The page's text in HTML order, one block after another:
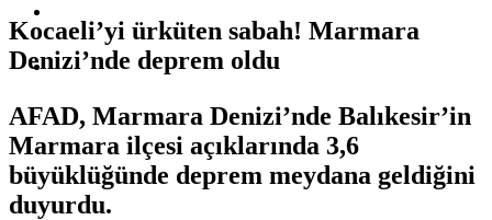
SAĞLIK
Kocaeli’yi ürküten sabah! Marmara
Denizi’nde deprem oldu
AFAD, Marmara Denizi’nde Balıkesir’in
Marmara ilçesi açıklarında 3,6
büyüklüğünde deprem meydana geldiğini
duyurdu.